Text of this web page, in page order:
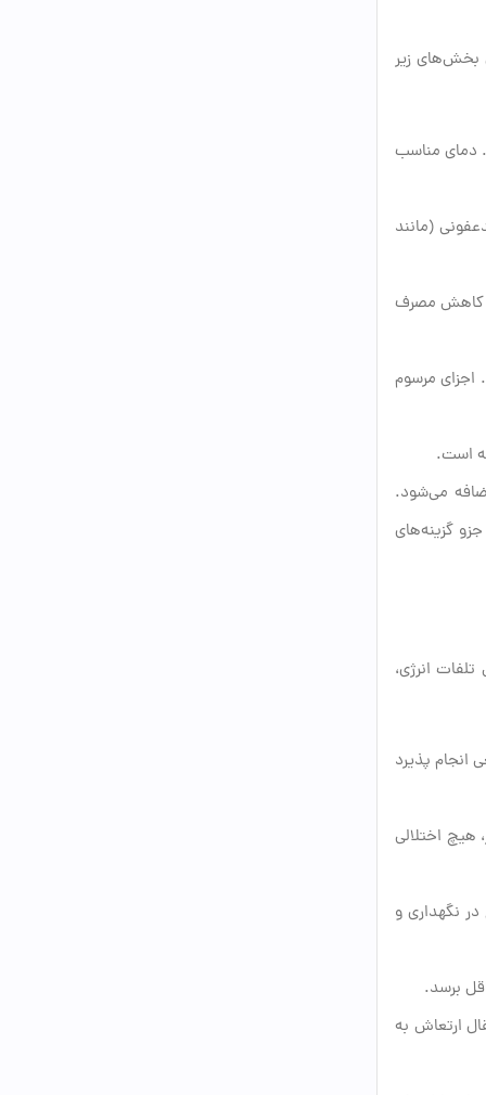
بخش‌های زیر
دمای مناسب
(مانند
کاهش مصرف
اجزای مرسوم
است.
می‌شود.
گزینه‌های
انرژی،
انجام پذیرد
هیچ اختلالی
در نگهداری و
برسد.
ارتعاش به